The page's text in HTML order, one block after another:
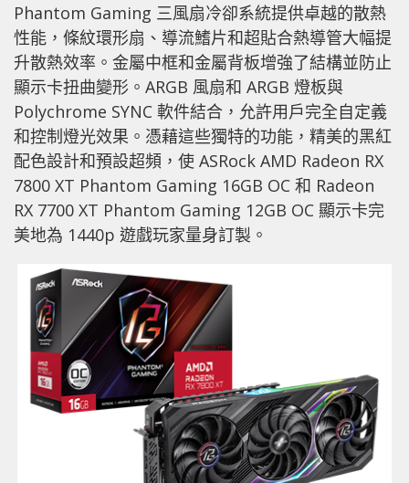
Phantom Gaming 三風扇冷卻系統提供卓越的散熱
性能，條紋環形扇、導流鰭片和超貼合熱導管大幅提
升散熱效率。金屬中框和金屬背板增強了結構並防止
顯示卡扭曲變形。ARGB 風扇和 ARGB 燈板與
Polychrome SYNC 軟件結合，允許用戶完全自定義
和控制燈光效果。憑藉這些獨特的功能，精美的黑紅
配色設計和預設超頻，使 ASRock AMD Radeon RX
7800 XT Phantom Gaming 16GB OC 和 Radeon
RX 7700 XT Phantom Gaming 12GB OC 顯示卡完
美地為 1440p 遊戲玩家量身訂製。